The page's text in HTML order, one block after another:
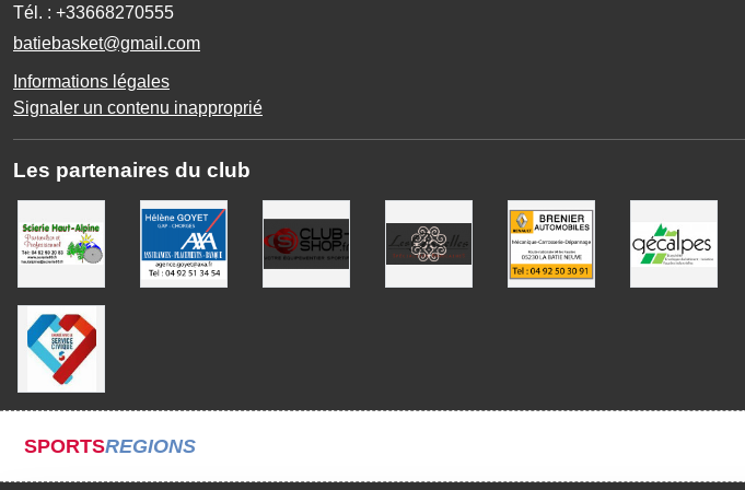
Tél. : +33668270555
batiebasket@gmail.com
Informations légales
Signaler un contenu inapproprié
Les partenaires du club
SPORTSREGIONS